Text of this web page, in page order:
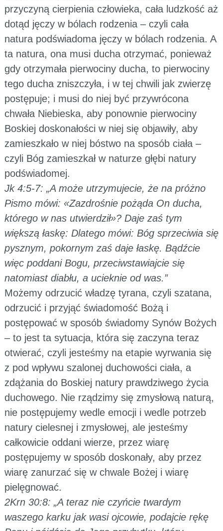
przyczyną cierpienia człowieka, cała ludzkość aż
dotąd jęczy w bólach rodzenia – czyli cała
natura podświadoma jęczy w bólach rodzenia. A
ta natura, ona musi ducha otrzymać, ponieważ
gdy otrzymała pierwociny ducha, to pierwociny
tego ducha zniszczyła, i w tej chwili jak zwierzę
postępuje; i musi do niej być przywrócona
chwała Niebieska, aby ponownie pierwociny
Boskiej doskonałości w niej się objawiły, aby
zamieszkało w niej bóstwo na sposób ciała –
czyli Bóg zamieszkał w naturze głębi natury
podświadomej.
Jk 4:5-7: „A może utrzymujecie, że na próżno
Pismo mówi: «Zazdrośnie pożąda On ducha,
którego w nas utwierdził»? Daje zaś tym
większą łaskę: Dlatego mówi: Bóg sprzeciwia się
pysznym, pokornym zaś daje łaskę. Bądźcie
więc poddani Bogu, przeciwstawiajcie się
natomiast diabłu, a ucieknie od was.”
Możemy odrzucić władzę tyrana, czyli szatana,
odrzucić i przyjąć świadomość Bożą i
postępować w sposób świadomy Synów Bożych
– to jest ta sytuacja, która się zaczyna teraz
otwierać, czyli jesteśmy na etapie wyrwania się
z pod wpływu szalonej duchowości ciała, a
zdążania do Boskiej natury prawdziwego życia
duchowego. Nie rządzimy się zmysłową naturą,
nie postępujemy wedle emocji i wedle potrzeb
natury cielesnej i zmysłowej, ale jesteśmy
całkowicie oddani wierze, przez wiarę
postępujemy w sposób doskonały, aby przez
wiarę zanurzać się w chwale Bożej i wiarę
pielęgnować.
2Krn 30:8: „A teraz nie czyńcie twardym
waszego karku jak wasi ojcowie, podajcie rękę